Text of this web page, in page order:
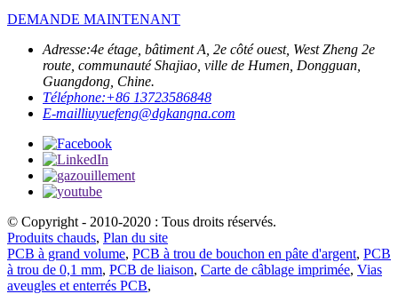
DEMANDE MAINTENANT
Adresse:4e étage, bâtiment A, 2e côté ouest, West Zheng 2e
route, communauté Shajiao, ville de Humen, Dongguan,
Guangdong, Chine.
Téléphone:+86 13723586848
E-mailliuyuefeng@dgkangna.com
© Copyright - 2010-2020 : Tous droits réservés.
Produits chauds, Plan du site
PCB à grand volume, PCB à trou de bouchon en pâte d'argent, PCB
à trou de 0,1 mm, PCB de liaison, Carte de câblage imprimée, Vias
aveugles et enterrés PCB,